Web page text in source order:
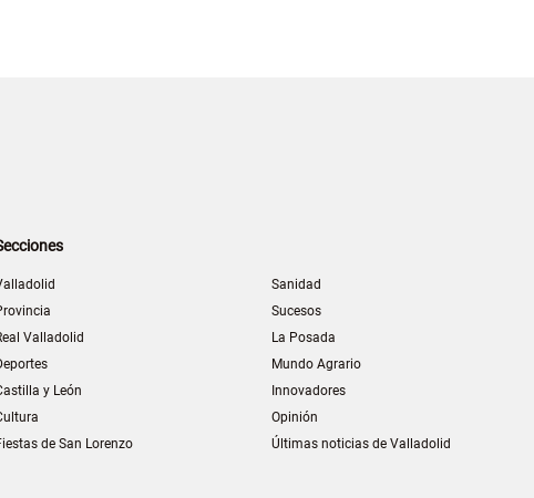
Valladolid
y León
de San Lorenzo
Sanidad
Sucesos
La Posada
Mundo Agrario
Innovadores
Opinión
Últimas noticias de Valladolid